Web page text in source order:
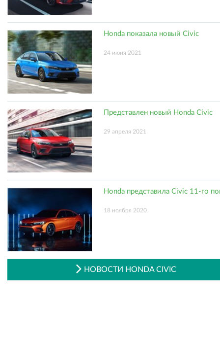
Honda показала новый Civic
24 июня 2021
Представлен новый Honda Civic
29 апреля 2021
Honda представила Civic 11-го
18 ноября 2020
НОВОСТИ HONDA CIVIC